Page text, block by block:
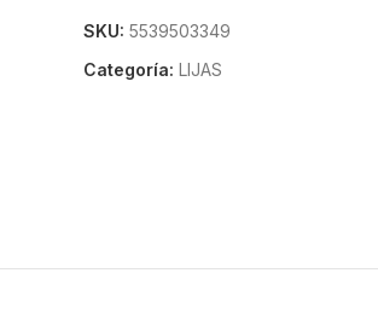
SKU: 5539503349
Categoría: LIJAS